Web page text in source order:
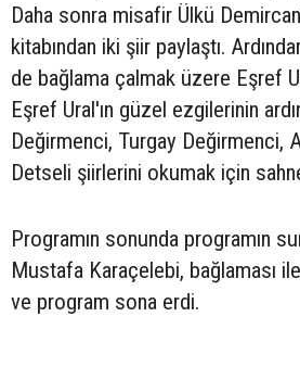
Daha sonra misafir Ülkü
kitabından iki şiir paylaştı.
de bağlama çalmak üzere Eşref
Eşref Ural'ın güzel ezgilerinin
Değirmenci, Turgay Değirmenci,
Detseli şiirlerini okumak için
Programın sonunda programın
Mustafa Karaçelebi, bağlaması
ve program sona erdi.